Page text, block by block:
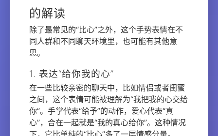
的解读
除了最常见的“比心”之外，这个手势表情在不
同人群和不同聊天环境里，也可能有其他意
思。
1. 表达“给你我的心”
在一些比较亲密的聊天中，比如情侣或者闺蜜
之间，这个表情可能被理解为“我把我的心交给
你”。手掌代表“给予”的动作，爱心代表“真
心”，合在一起就是“我的真心给你”。这种情况
下，它比单纯的“比心”多了一层情感分量。